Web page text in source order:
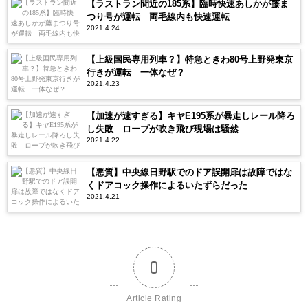
【ラストラン間近の185系】臨時快速あしかが藤ま
つり号が運転 両毛線内も快速運転
2021.4.24
【上級国民専用列車？】特急ときわ80号上野発東京
行きが運転 一体なぜ？
2021.4.23
【加速が速すぎる】キヤE195系が暴走しレール降ろ
し失敗 ロープが吹き飛び現場は騒然
2021.4.22
【悪質】中央線日野駅でのドア誤開扉は故障ではな
くドアコック操作によるいたずらだった
2021.4.21
0
Article Rating